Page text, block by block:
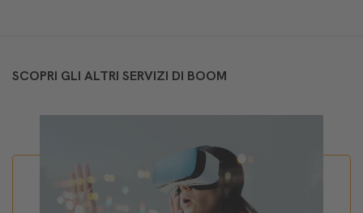
SCOPRI GLI ALTRI SERVIZI DI BOOM